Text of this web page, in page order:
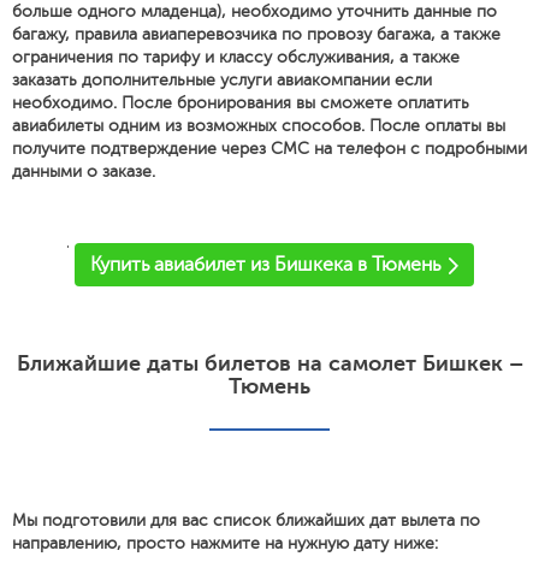
больше одного младенца), необходимо уточнить данные по
багажу, правила авиаперевозчика по провозу багажа, а также
ограничения по тарифу и классу обслуживания, а также
заказать дополнительные услуги авиакомпании если
необходимо. После бронирования вы сможете оплатить
авиабилеты одним из возможных способов. После оплаты вы
получите подтверждение через СМС на телефон с подробными
данными о заказе.
'
Купить авиабилет из Бишкека в Тюмень
Ближайшие даты билетов на самолет Бишкек –
Тюмень
Мы подготовили для вас список ближайших дат вылета по
направлению, просто нажмите на нужную дату ниже: